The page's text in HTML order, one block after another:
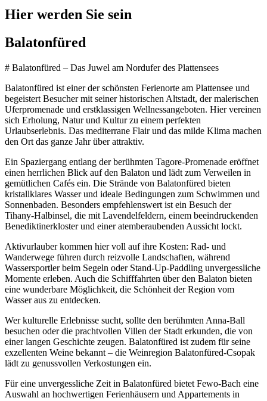
Hier werden Sie sein
Balatonfüred
# Balatonfüred – Das Juwel am Nordufer des Plattensees
Balatonfüred ist einer der schönsten Ferienorte am Plattensee und
begeistert Besucher mit seiner historischen Altstadt, der malerischen
Uferpromenade und erstklassigen Wellnessangeboten. Hier vereinen
sich Erholung, Natur und Kultur zu einem perfekten
Urlaubserlebnis. Das mediterrane Flair und das milde Klima machen
den Ort das ganze Jahr über attraktiv.
Ein Spaziergang entlang der berühmten Tagore-Promenade eröffnet
einen herrlichen Blick auf den Balaton und lädt zum Verweilen in
gemütlichen Cafés ein. Die Strände von Balatonfüred bieten
kristallklares Wasser und ideale Bedingungen zum Schwimmen und
Sonnenbaden. Besonders empfehlenswert ist ein Besuch der
Tihany-Halbinsel, die mit Lavendelfeldern, einem beeindruckenden
Benediktinerkloster und einer atemberaubenden Aussicht lockt.
Aktivurlauber kommen hier voll auf ihre Kosten: Rad- und
Wanderwege führen durch reizvolle Landschaften, während
Wassersportler beim Segeln oder Stand-Up-Paddling unvergessliche
Momente erleben. Auch die Schifffahrten über den Balaton bieten
eine wunderbare Möglichkeit, die Schönheit der Region vom
Wasser aus zu entdecken.
Wer kulturelle Erlebnisse sucht, sollte den berühmten Anna-Ball
besuchen oder die prachtvollen Villen der Stadt erkunden, die von
einer langen Geschichte zeugen. Balatonfüred ist zudem für seine
exzellenten Weine bekannt – die Weinregion Balatonfüred-Csopak
lädt zu genussvollen Verkostungen ein.
Für eine unvergessliche Zeit in Balatonfüred bietet Fewo-Bach eine
Auswahl an hochwertigen Ferienhäusern und Appartements in